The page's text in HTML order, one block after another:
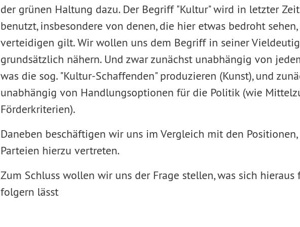
der grünen Haltung dazu. Der Begriff "Kultur" wird in letzter
benutzt, insbesondere von denen, die hier etwas bedroht sehen,
verteidigen gilt. Wir wollen uns dem Begriff in seiner
grundsätzlich nähern. Und zwar zunächst unabhängig von
was die sog. "Kultur-Schaffenden" produzieren (Kunst), und
unabhängig von Handlungsoptionen für die Politik (wie
Förderkriterien).
Daneben beschäftigen wir uns im Vergleich mit den
Parteien hierzu vertreten.
Zum Schluss wollen wir uns der Frage stellen, was sich
folgern lässt